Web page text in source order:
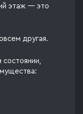
этаж — это
другая.
состоянии,